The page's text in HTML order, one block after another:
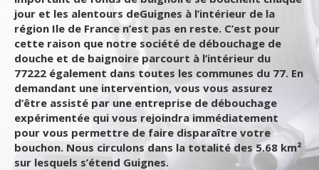
jour et les alentours deGuignes à l’intérieur de la
région Ile de France n’est pas en reste. C’est pour
cette raison que notre société de débouchage de
douche et de baignoire parcourt à l’intérieur du
77222 également dans toutes les communes du 77. En
demandant une intervention, vous vous assurez
d’être assisté par une entreprise de débouchage
expérimentée qui vous rejoindra immédiatement
pour vous permettre de faire disparaître votre
bouchon. Nous circulons dans la totalité des 5.68 km²
sur lesquels s’étend Guignes.